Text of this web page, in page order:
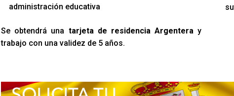
administración educativa
Se obtendrá una tarjeta de residencia Argentera y
trabajo con una validez de 5 años.